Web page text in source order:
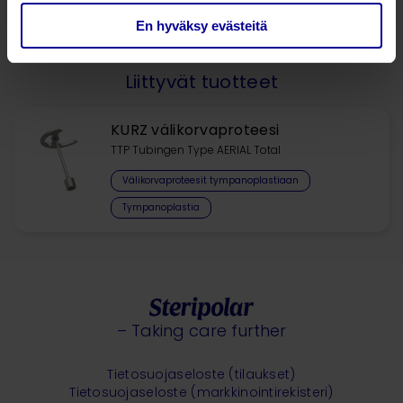
En hyväksy evästeitä
Liittyvät tuotteet
KURZ välikorvaproteesi
TTP Tubingen Type AERIAL Total
Välikorvaproteesit tympanoplastiaan
Tympanoplastia
– Taking care further
Tietosuojaseloste (tilaukset)
Tietosuojaseloste (markkinointirekisteri)